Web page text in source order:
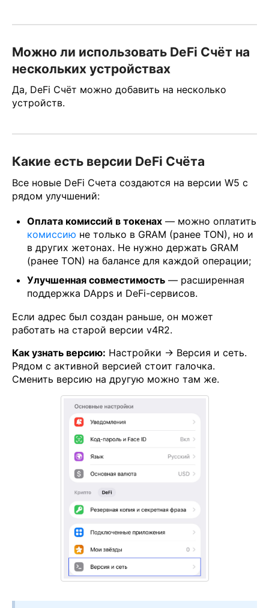
Можно ли использовать DeFi Счёт на
нескольких устройствах
Да, DeFi Счёт можно добавить на несколько
устройств.
Какие есть версии DeFi Счёта
Все новые DeFi Счета создаются на версии W5 с
рядом улучшений:
Оплата комиссий в токенах — можно оплатить
комиссию не только в GRAM (ранее TON), но и
в других жетонах. Не нужно держать GRAM
(ранее TON) на балансе для каждой операции;
Улучшенная совместимость — расширенная
поддержка DApps и DeFi-сервисов.
Если адрес был создан раньше, он может
работать на старой версии v4R2.
Как узнать версию: Настройки → Версия и сеть.
Рядом с активной версией стоит галочка.
Сменить версию на другую можно там же.